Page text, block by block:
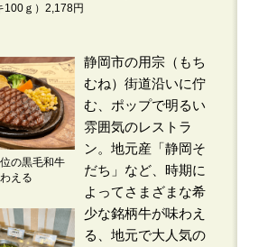
100ｇ）2,178円
の黒毛和牛
える
静岡市の用宗（もち
むね）街道沿いに佇
む、ポップで明るい
雰囲気のレストラ
ン。地元産「静岡そ
だち」など、時期に
よってさまざまな希
少な銘柄牛が味わえ
る、地元で大人気の